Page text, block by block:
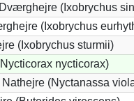
(Ixobrychus
(Ixobrychus
(Ixobrychus sturmii)
nycticorax)
(Nyctanassa